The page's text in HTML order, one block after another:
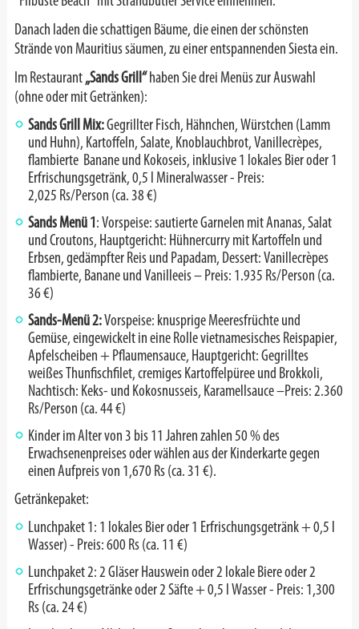
Danach laden die schattigen Bäume, die einen der schönsten
Strände von Mauritius säumen, zu einer entspannenden Siesta ein.
Im Restaurant„Sands Grill“haben Sie drei Menüs zur Auswahl
(ohne oder mit Getränken):
Sands Grill Mix:Gegrillter Fisch, Hähnchen, Würstchen (Lamm
und Huhn), Kartoffeln, Salate, Knoblauchbrot, Vanillecrèpes,
flambierte Banane und Kokoseis, inklusive 1 lokales Bier oder 1
Erfrischungsgetränk, 0,5 l Mineralwasser - Preis:
2,025 Rs/Person (ca. 38 €)
Sands Menü 1: Vorspeise: sautierte Garnelen mit Ananas, Salat
und Croutons, Hauptgericht: Hühnercurry mit Kartoffeln und
Erbsen, gedämpfter Reis und Papadam, Dessert: Vanillecrèpes
flambierte, Banane und Vanilleeis – Preis: 1.935 Rs/Person (ca.
36 €)
Sands-Menü 2:Vorspeise: knusprige Meeresfrüchte und
Gemüse, eingewickelt in eine Rolle vietnamesisches Reispapier,
Apfelscheiben + Pflaumensauce, Hauptgericht: Gegrilltes
weißes Thunfischfilet, cremiges Kartoffelpüree und Brokkoli,
Nachtisch: Keks- und Kokosnusseis, Karamellsauce –Preis: 2.360
Rs/Person (ca. 44 €)
Kinder im Alter von 3 bis 11 Jahren zahlen 50 % des
Erwachsenenpreises oder wählen aus der Kinderkarte gegen
einen Aufpreis von 1,670 Rs (ca. 31 €).
Getränkepaket:
Lunchpaket 1: 1 lokales Bier oder 1 Erfrischungsgetränk + 0,5 l
Wasser) - Preis: 600 Rs (ca. 11 €)
Lunchpaket 2: 2 Gläser Hauswein oder 2 lokale Biere oder 2
Erfrischungsgetränke oder 2 Säfte + 0,5 l Wasser - Preis: 1,300
Rs (ca. 24 €)